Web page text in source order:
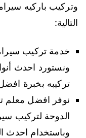
وتركيب باركيه
التالية:
خدمة تركيب
ونستورد احدث
تركيبه بخبرة
نوفر افضل معلم
الدوحة لتركيب
وباستخدام احدث